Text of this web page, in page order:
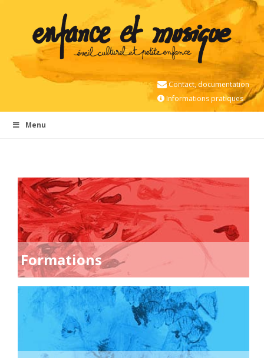
Contact, documentation
Informations pratiques
Menu
Formations